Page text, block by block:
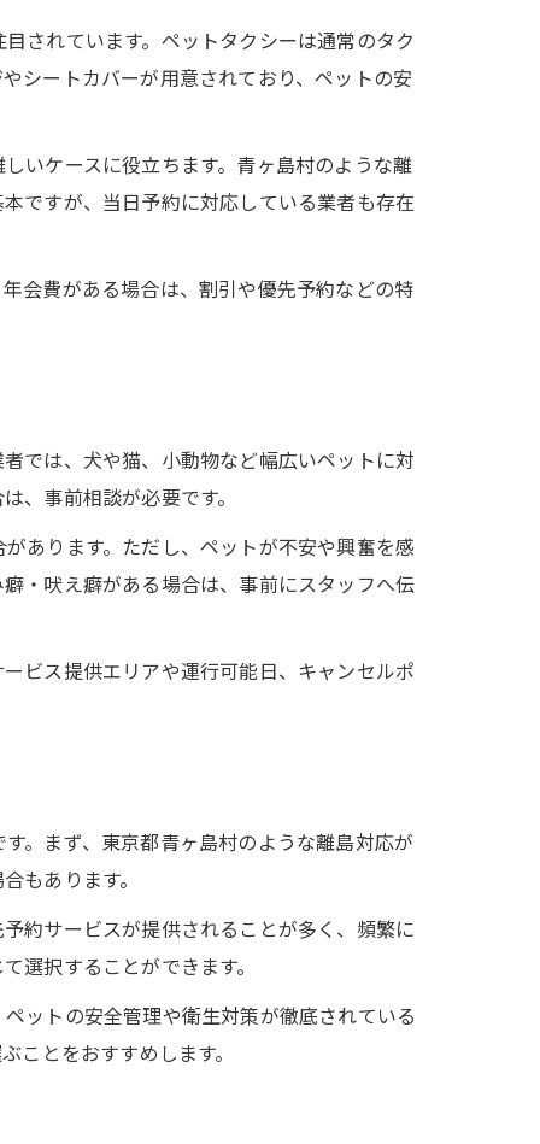
されています。ペットタクシーは通常のタク
シートカバーが用意されており、ペットの安
いケースに役立ちます。青ヶ島村のような離
ですが、当日予約に対応している業者も存在
会費がある場合は、割引や優先予約などの特
では、犬や猫、小動物など幅広いペットに対
、事前相談が必要です。
あります。ただし、ペットが不安や興奮を感
・吠え癖がある場合は、事前にスタッフへ伝
ビス提供エリアや運行可能日、キャンセルポ
。まず、東京都青ヶ島村のような離島対応が
もあります。
約サービスが提供されることが多く、頻繁に
選択することができます。
ットの安全管理や衛生対策が徹底されている
ことをおすすめします。